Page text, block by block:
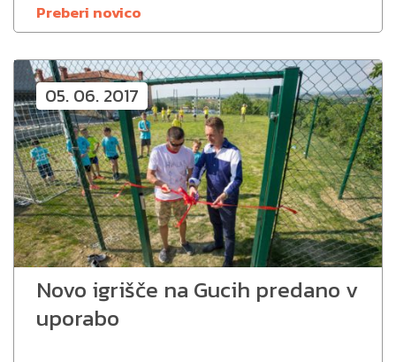
Preberi novico
05. 06. 2017
Novo igrišče na Gucih predano v
uporabo